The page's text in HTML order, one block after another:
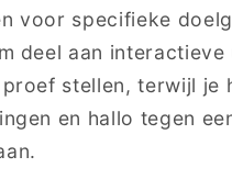
voor specifieke
deel aan
stellen, terwijl je
en hallo tegen